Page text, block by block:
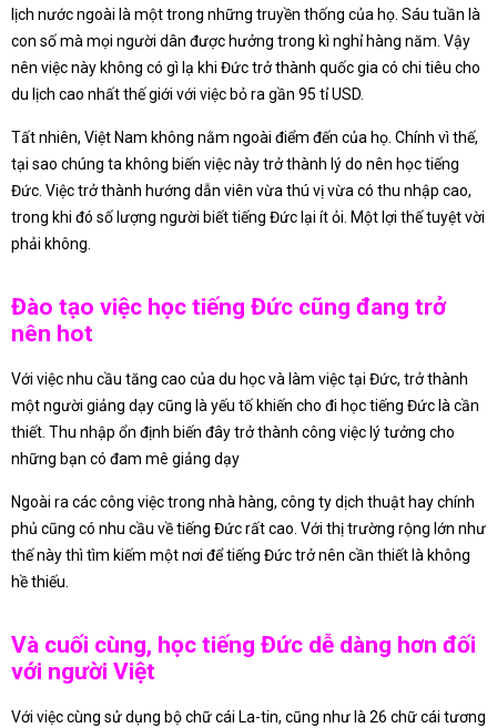
lịch nước ngoài là một trong những truyền thống của họ. Sáu tuần là
con số mà mọi người dân được hưởng trong kì nghỉ hàng năm. Vậy
nên việc này không có gì lạ khi Đức trở thành quốc gia có chi tiêu cho
du lịch cao nhất thế giới với việc bỏ ra gần 95 tỉ USD.
Tất nhiên, Việt Nam không nằm ngoài điểm đến của họ. Chính vì thế,
tại sao chúng ta không biến việc này trở thành lý do nên học tiếng
Đức. Việc trở thành hướng dẫn viên vừa thú vị vừa có thu nhập cao,
trong khi đó số lượng người biết tiếng Đức lại ít ỏi. Một lợi thế tuyệt vời
phải không.
Đào tạo việc học tiếng Đức cũng đang trở
nên hot
Với việc nhu cầu tăng cao của du học và làm việc tại Đức, trở thành
một người giảng dạy cũng là yếu tố khiến cho đi học tiếng Đức là cần
thiết. Thu nhập ổn định biến đây trở thành công việc lý tưởng cho
những bạn có đam mê giảng dạy
Ngoài ra các công việc trong nhà hàng, công ty dịch thuật hay chính
phủ cũng có nhu cầu về tiếng Đức rất cao. Với thị trường rộng lớn như
thế này thì tìm kiếm một nơi để tiếng Đức trở nên cần thiết là không
hề thiếu.
Và cuối cùng, học tiếng Đức dễ dàng hơn đối
với người Việt
Với việc cùng sử dụng bộ chữ cái La-tin, cũng như là 26 chữ cái tương